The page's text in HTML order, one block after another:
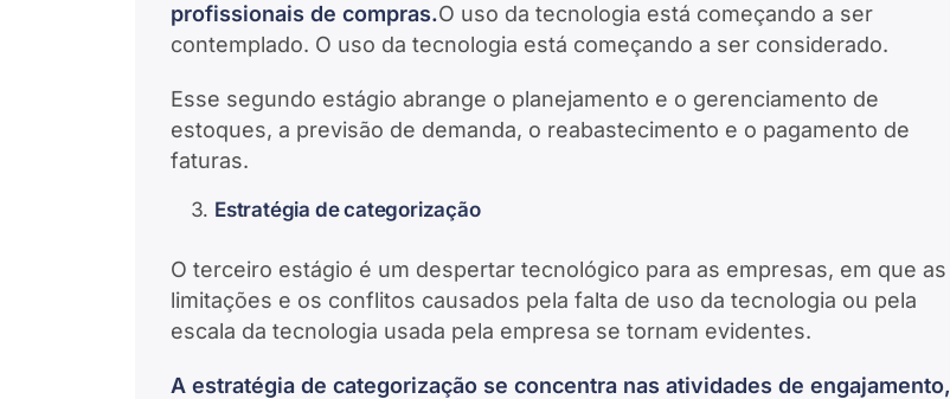
profissionais de compras.O uso da tecnologia está começando a ser
contemplado. O uso da tecnologia está começando a ser considerado.
Esse segundo estágio abrange o planejamento e o gerenciamento de
estoques, a previsão de demanda, o reabastecimento e o pagamento de
faturas.
Estratégia de categorização
O terceiro estágio é um despertar tecnológico para as empresas, em que as
limitações e os conflitos causados pela falta de uso da tecnologia ou pela
escala da tecnologia usada pela empresa se tornam evidentes.
A estratégia de categorização se concentra nas atividades de engajamento,